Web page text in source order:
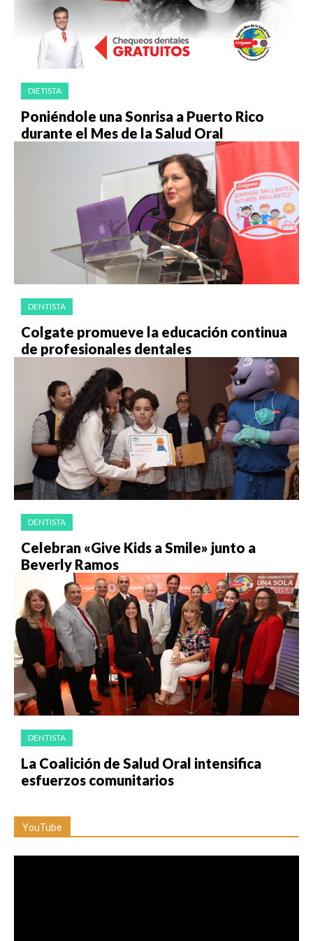
DIETISTA
Poniéndole una Sonrisa a Puerto Rico
durante el Mes de la Salud Oral
DENTISTA
Colgate promueve la educación continua
de profesionales dentales
DENTISTA
Celebran «Give Kids a Smile» junto a
Beverly Ramos
DENTISTA
La Coalición de Salud Oral intensifica
esfuerzos comunitarios
YouTube